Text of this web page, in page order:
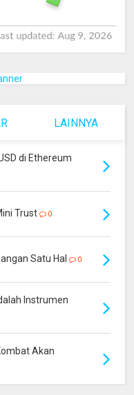
LAINNYA
di Ethereum
Trust 0
Satu Hal 0
Instrumen
Akan